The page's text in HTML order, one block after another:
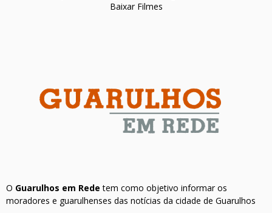
Baixar Filmes
O Guarulhos em Rede tem como objetivo informar os
moradores e guarulhenses das notícias da cidade de Guarulhos